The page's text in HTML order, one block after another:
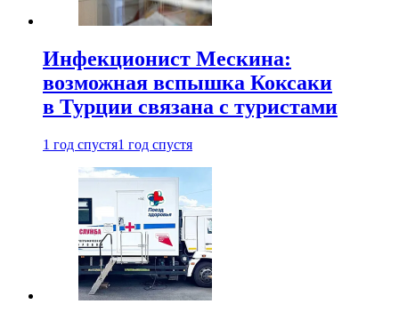
Инфекционист Мескина:
возможная вспышка Коксаки
в Турции связана с туристами
1 год спустя1 год спустя